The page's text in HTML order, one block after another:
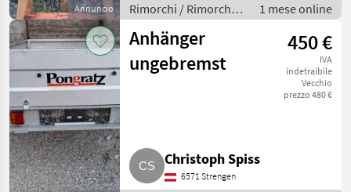
Annuncio
Rimorchi / Rimorchi
per auto
1 mese online
Anhänger
ungebremst
450 €
IVA
indetraibile
Vecchio
prezzo 480 €
Christoph Spiss
6571 Strengen